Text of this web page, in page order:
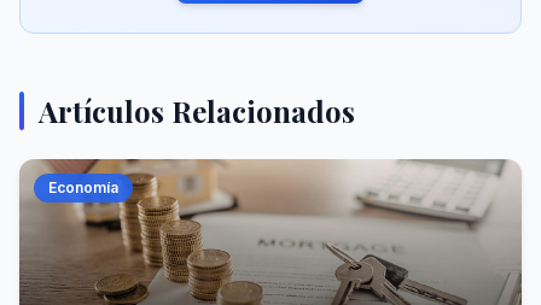
Artículos Relacionados
Economía